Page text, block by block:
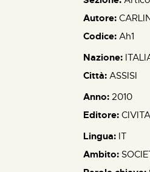
Autore:
Codice: Ah1
Nazione:
Città: ASSISI
Anno: 2010
Editore:
Lingua: IT
Ambito: